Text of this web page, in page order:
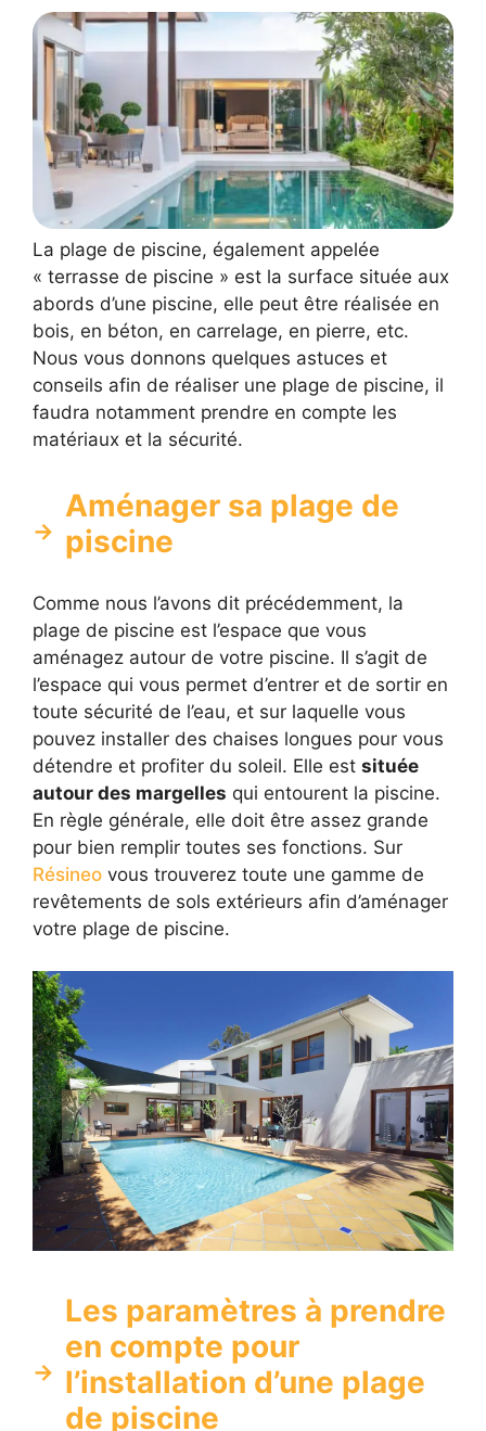
La plage de piscine, également appelée
« terrasse de piscine » est la surface située aux
abords d’une piscine, elle peut être réalisée en
bois, en béton, en carrelage, en pierre, etc.
Nous vous donnons quelques astuces et
conseils afin de réaliser une plage de piscine, il
faudra notamment prendre en compte les
matériaux et la sécurité.
Aménager sa plage de
piscine
Comme nous l’avons dit précédemment, la
plage de piscine est l’espace que vous
aménagez autour de votre piscine. Il s’agit de
l’espace qui vous permet d’entrer et de sortir en
toute sécurité de l’eau, et sur laquelle vous
pouvez installer des chaises longues pour vous
détendre et profiter du soleil. Elle est située
autour des margelles qui entourent la piscine.
En règle générale, elle doit être assez grande
pour bien remplir toutes ses fonctions. Sur
Résineo vous trouverez toute une gamme de
revêtements de sols extérieurs afin d’aménager
votre plage de piscine.
Les paramètres à prendre
en compte pour
l’installation d’une plage
de piscine